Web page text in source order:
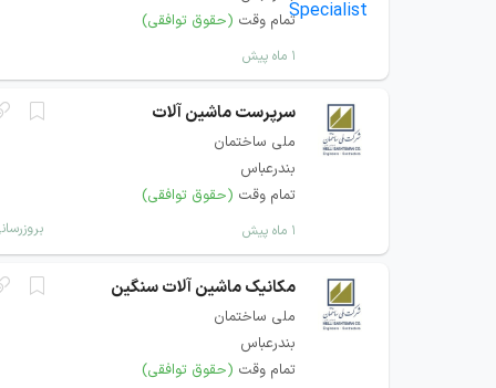
تمام وقت (حقوق توافقی)
۱ ماه پیش
سرپرست ماشین آلات
ملی ساختمان
بندرعباس
تمام وقت (حقوق توافقی)
۱ ماه پیش
مکانیک ماشین آلات سنگین
ملی ساختمان
بندرعباس
تمام وقت (حقوق توافقی)